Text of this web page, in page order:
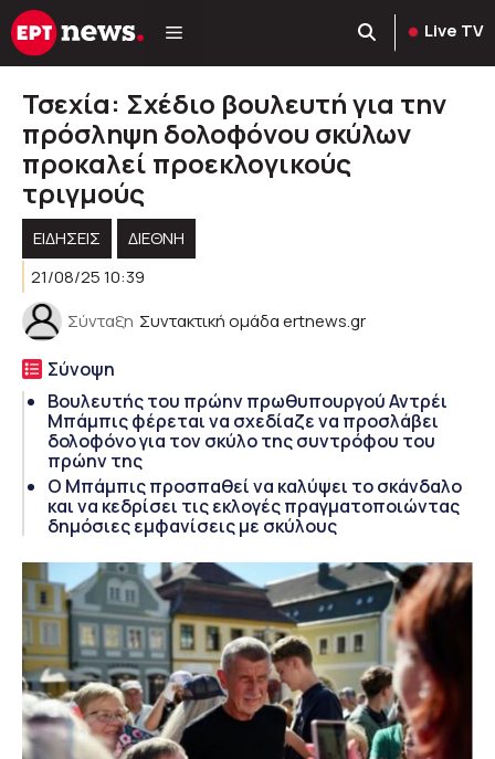
Μετάβαση
σε
Live TV
Τσεχία: Σχέδιο βουλευτή για την
πρόσληψη δολοφόνου σκύλων
προκαλεί προεκλογικούς
τριγμούς
ΕΙΔΗΣΕΙΣ
ΔΙΕΘΝΗ
21/08/25 10:39
Σύνταξη Συντακτική ομάδα ertnews.gr
Σύνοψη
Bουλευτής του πρώην πρωθυπουργού Αντρέι
Μπάμπις φέρεται να σχεδίαζε να προσλάβει
δολοφόνο για τον σκύλο της συντρόφου του
πρώην της
Ο Μπάμπις προσπαθεί να καλύψει το σκάνδαλο
και να κεδρίσει τις εκλογές πραγματοποιώντας
δημόσιες εμφανίσεις με σκύλους